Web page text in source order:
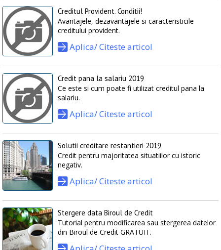
Creditul Provident. Conditii!
Avantajele, dezavantajele si caracteristicile
creditului provident.
Aplica/ Citeste articol
Credit pana la salariu 2019
Ce este si cum poate fi utilizat creditul pana la
salariu.
Aplica/ Citeste articol
Solutii creditare restantieri 2019
Credit pentru majoritatea situatiilor cu istoric
negativ.
Aplica/ Citeste articol
Stergere data Biroul de Credit
Tutorial pentru modificarea sau stergerea datelor
din Biroul de Credit GRATUIT.